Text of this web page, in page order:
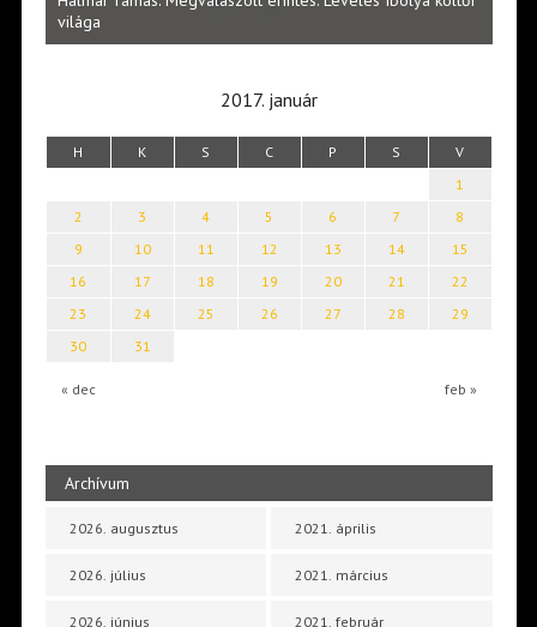
világa
2017. január
H K S C P S V
« dec feb »
1
2
3 4 5 6 7
8
9
10 11 12 13 14
15
16
17 18 19 20 21
22
23
24 25 26 27 28
29
30
31
Archívum
2026. augusztus
2026. július
2026. június
2021. április
2021. március
2021. február